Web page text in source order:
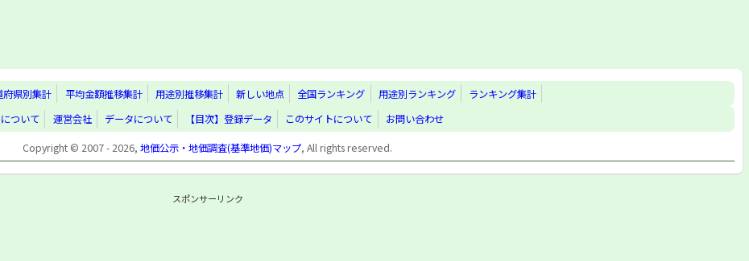
府県別集計 平均金額推移集計 用途別推移集計 新しい地点 全国ランキング 用途別ランキング
ランキング集計
ついて
運営会社 データについて 【目次】登録データ このサイトについて
お問い合わせ
Copyright © 2007 - 2026,地価公示・地価調査(基準地価)マップ, All rights reserved.
スポンサーリンク